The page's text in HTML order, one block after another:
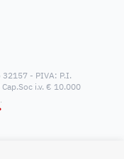
32157 - PIVA: P.I.
i.v. € 10.000
®